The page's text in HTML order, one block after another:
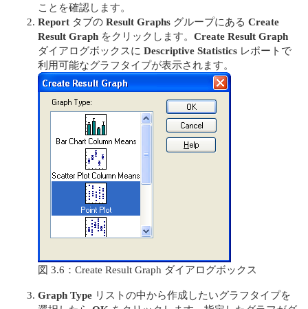
ことを確認します。
Report タブの Result Graphs グループにある Create
Result Graph をクリックします。 Create Result Graph
ダイアログボックスに Descriptive Statistics レポートで
利用可能なグラフタイプが表示されます。
図 3.6：Create Result Graph ダイアログボックス
Graph Type リストの中から作成したいグラフタイプを